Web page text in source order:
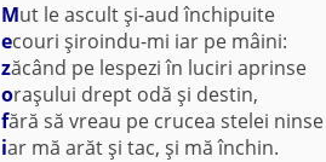
Mut le ascult şi-aud închipuite
ecouri şiroindu-mi iar pe mâini:
zăcând pe lespezi în luciri aprinse
oraşului drept odă şi destin,
fără să vreau pe crucea stelei ninse
iar mă arăt şi tac, şi mă închin.